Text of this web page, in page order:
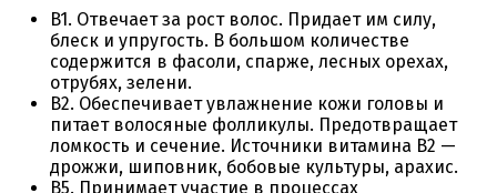
B1. Отвечает за рост волос. Придает им силу,
блеск и упругость. В большом количестве
содержится в фасоли, спарже, лесных орехах,
отрубях, зелени.
B2. Обеспечивает увлажнение кожи головы и
питает волосяные фолликулы. Предотвращает
ломкость и сечение. Источники витамина B2 —
дрожжи, шиповник, бобовые культуры, арахис.
B5. Принимает участие в процессах